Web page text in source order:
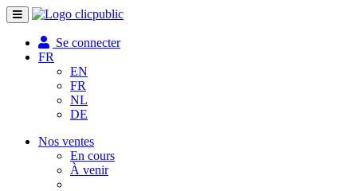
Toggle
navigation
Se connecter
FR
EN
FR
NL
DE
Nos ventes
En cours
À venir